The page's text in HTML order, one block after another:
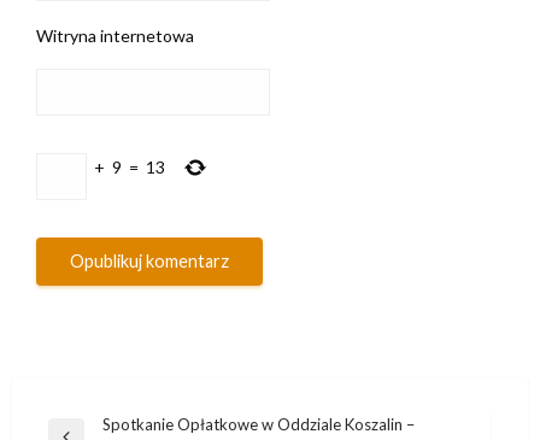
Witryna internetowa
+ 9 = 13
Nawigacja
Spotkanie Opłatkowe w Oddziale Koszalin –